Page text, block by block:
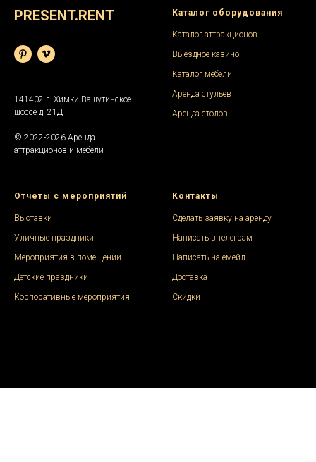
PRESENT.RENT
141402 г. Химки Вашутинское
шоссе д. 21Д
© 2022-2026 Аренда
аттракционов и мебели
Каталог оборудования
Каталог аттракционов
Выездное казино
Каталог мебели
Аренда стульев
Аренда столов
Отчеты с мероприятий
Выставки
Уличные праздники
Мероприятия в помещении
Детские праздники
Корпоративные мероприятия
Контакты
Сделать заявку на аренду
Написать в телеграм
Написать на емейл
Доставка
Скидки